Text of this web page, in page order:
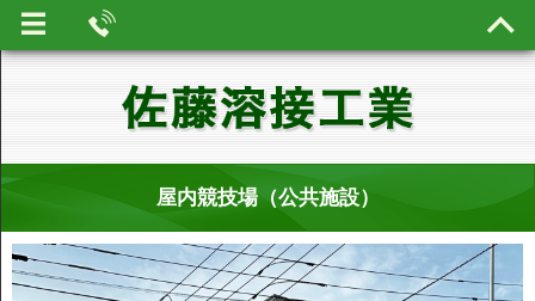
屋内競技場（公共施設）